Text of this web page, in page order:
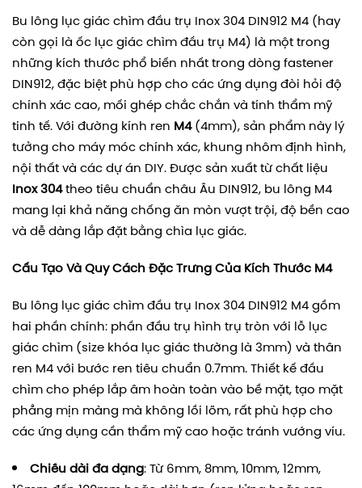
Bu lông lục giác chìm đầu trụ Inox 304 DIN912 M4 (hay
còn gọi là ốc lục giác chìm đầu trụ M4) là một trong
những kích thước phổ biến nhất trong dòng fastener
DIN912, đặc biệt phù hợp cho các ứng dụng đòi hỏi độ
chính xác cao, mối ghép chắc chắn và tính thẩm mỹ
tinh tế. Với đường kính ren M4(4mm), sản phẩm này lý
tưởng cho máy móc chính xác, khung nhôm định hình,
nội thất và các dự án DIY. Được sản xuất từ chất liệu
Inox 304theo tiêu chuẩn châu Âu DIN912, bu lông M4
mang lại khả năng chống ăn mòn vượt trội, độ bền cao
và dễ dàng lắp đặt bằng chìa lục giác.
Cấu Tạo Và Quy Cách Đặc Trưng Của Kích Thước M4
Bu lông lục giác chìm đầu trụ Inox 304 DIN912 M4 gồm
hai phần chính: phần đầu trụ hình trụ tròn với lỗ lục
giác chìm (size khóa lục giác thường là 3mm) và thân
ren M4 với bước ren tiêu chuẩn 0.7mm. Thiết kế đầu
chìm cho phép lắp âm hoàn toàn vào bề mặt, tạo mặt
phẳng mịn màng mà không lồi lõm, rất phù hợp cho
các ứng dụng cần thẩm mỹ cao hoặc tránh vướng víu.
Chiều dài đa dạng: Từ 6mm, 8mm, 10mm, 12mm,